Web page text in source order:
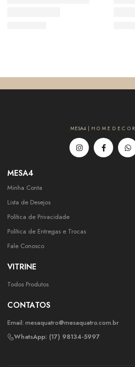
MESA4 | H O M E D E C O R
MESA4
Minha Conta
Lista de Desejos
Política de Privacidade
Política de Entregas e Trocas
Fale Conosco
VITRINE
Todos Produtos
CONTATOS
Email: mesaquatro@mesaquatro.com.br
WhatsApp: (17) 98134-5997